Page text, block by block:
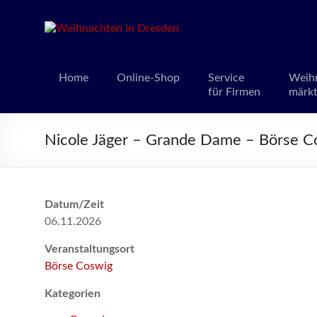
Home Online-Shop
Service
für Firmen
Nicole Jäger – Grande Dame – Börse
Datum/Zeit
06.11.2026
Veranstaltungsort
Börse Coswig
Kategorien